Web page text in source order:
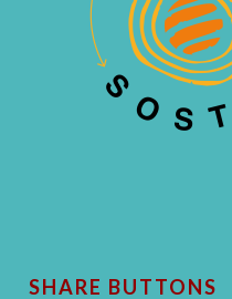
SHARE BUTTONS